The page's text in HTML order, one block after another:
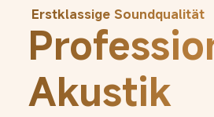
Erstklassige Soundqualität
Akustik